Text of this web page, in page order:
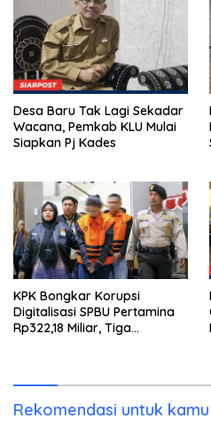
Desa Baru Tak Lagi Sekadar
Wacana, Pemkab KLU Mulai
Siapkan Pj Kades
KPK Bongkar Korupsi
Digitalisasi SPBU Pertamina
Rp322,18 Miliar, Tiga
Rekomendasi untuk kamu